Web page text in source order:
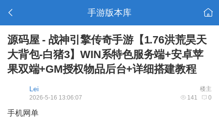
手游版本库
源码屋 - 战神引擎传奇手游【1.76洪荒昊天
大背包-白猪3】WIN系特色服务端+安卓苹
果双端+GM授权物品后台+详细搭建教程
楼主
Lei
141 0
2026-5-16 13:06:07
手机网单